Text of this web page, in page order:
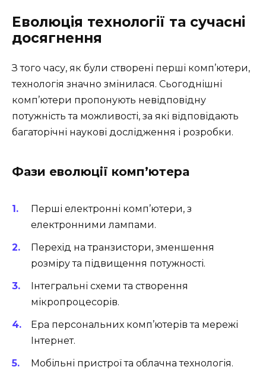
Еволюція технології та сучасні
досягнення
З того часу, як були створені перші комп’ютери,
технологія значно змінилася. Сьогоднішні
комп’ютери пропонують невідповідну
потужність та можливості, за які відповідають
багаторічні наукові дослідження і розробки.
Фази еволюції комп’ютера
Перші електронні комп’ютери, з
електронними лампами.
Перехід на транзистори, зменшення
розміру та підвищення потужності.
Інтегральні схеми та створення
мікропроцесорів.
Ера персональних комп’ютерів та мережі
Інтернет.
Мобільні пристрої та облачна технологія.